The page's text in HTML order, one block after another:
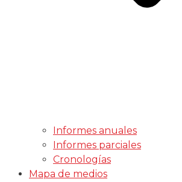
Informes anuales
Informes parciales
Cronologías
Mapa de medios